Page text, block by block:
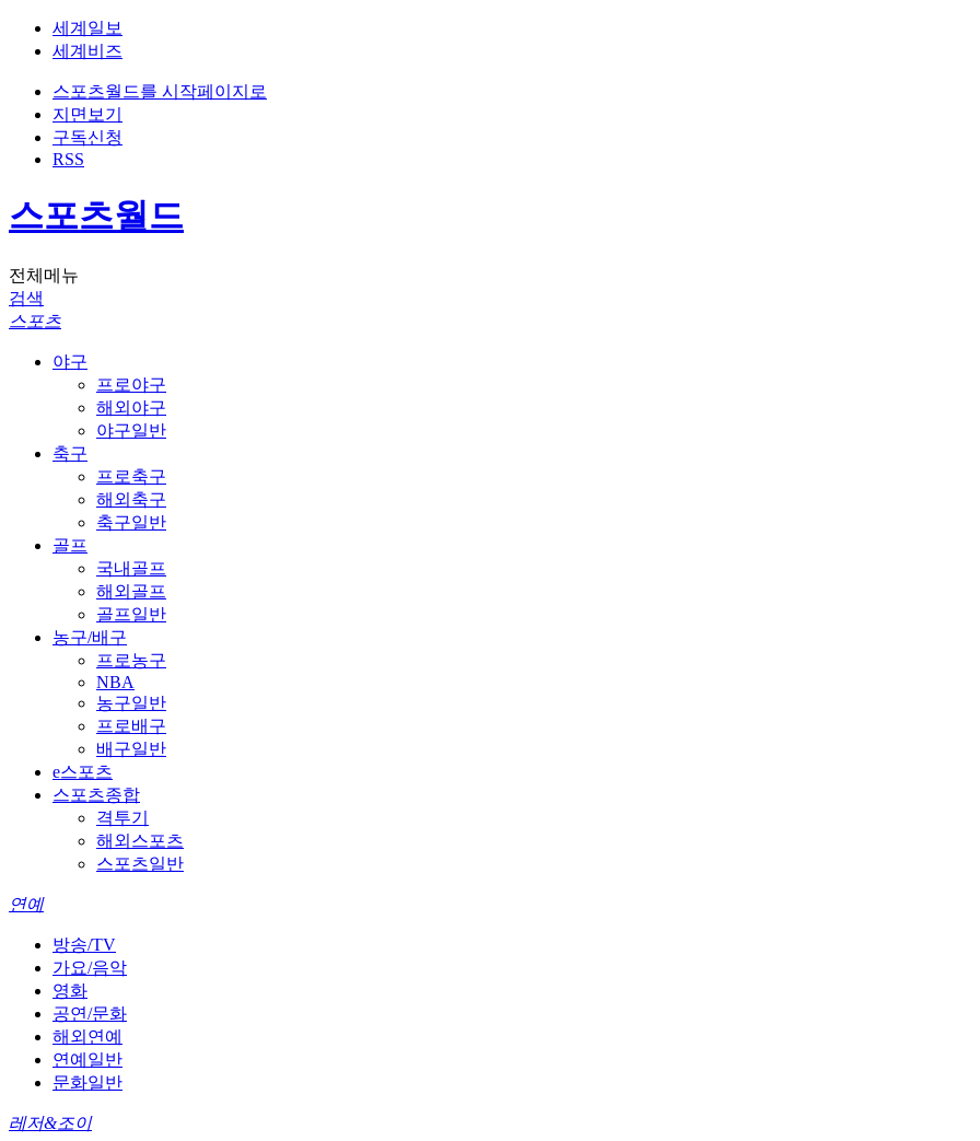
세계일보
세계비즈
스포츠월드를 시작페이지로
지면보기
구독신청
RSS
스포츠월드
전체메뉴
검색
스포츠
야구
프로야구
해외야구
야구일반
축구
프로축구
해외축구
축구일반
골프
국내골프
해외골프
골프일반
농구/배구
프로농구
NBA
농구일반
프로배구
배구일반
e스포츠
스포츠종합
격투기
해외스포츠
스포츠일반
연예
방송/TV
가요/음악
영화
공연/문화
해외연예
연예일반
문화일반
레저&조이